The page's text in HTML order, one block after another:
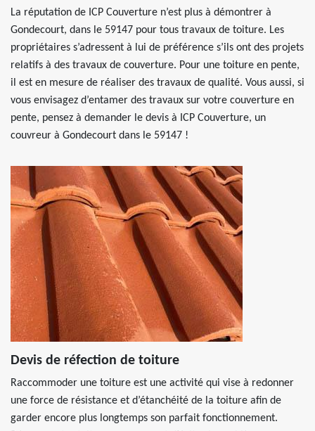
La réputation de ICP Couverture n’est plus à démontrer à
Gondecourt, dans le 59147 pour tous travaux de toiture. Les
propriétaires s’adressent à lui de préférence s’ils ont des projets
relatifs à des travaux de couverture. Pour une toiture en pente,
il est en mesure de réaliser des travaux de qualité. Vous aussi, si
vous envisagez d’entamer des travaux sur votre couverture en
pente, pensez à demander le devis à ICP Couverture, un
couvreur à Gondecourt dans le 59147 !
Devis de réfection de toiture
Raccommoder une toiture est une activité qui vise à redonner
une force de résistance et d’étanchéité de la toiture afin de
garder encore plus longtemps son parfait fonctionnement.